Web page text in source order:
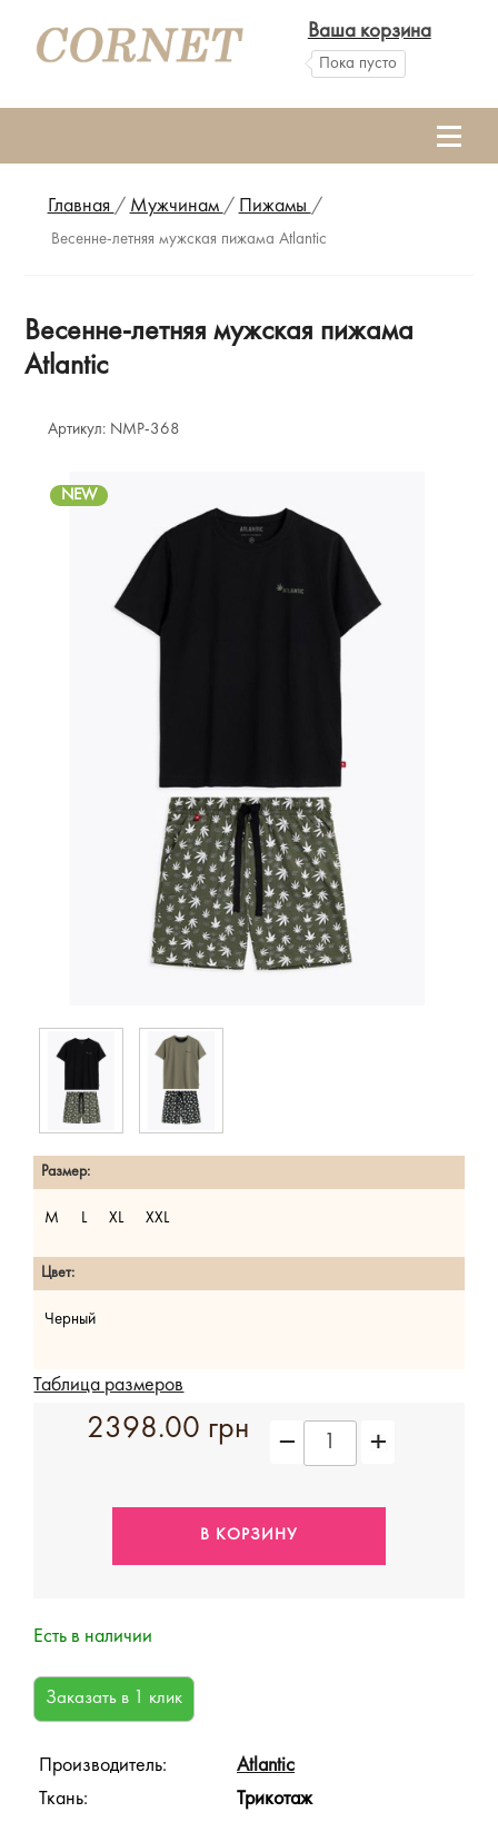
Ваша корзина
Пока пусто
Главная / Мужчинам / Пижамы /
Весенне-летняя мужская пижама Atlantic
Весенне-летняя мужская пижама
Atlantic
Артикул: NMP-368
NEW
Размер:
M L XL XXL
Цвет:
Черный
Таблица размеров
2398.00 грн
Есть в наличии
Производитель:
Atlantic
Ткань:
Трикотаж